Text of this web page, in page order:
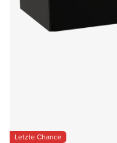
Letzte Chance